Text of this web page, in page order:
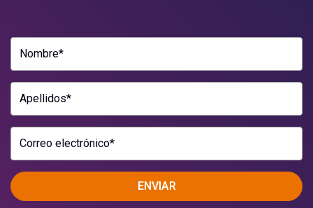
Nombre*
Apellidos*
Correo electrónico*
ENVIAR